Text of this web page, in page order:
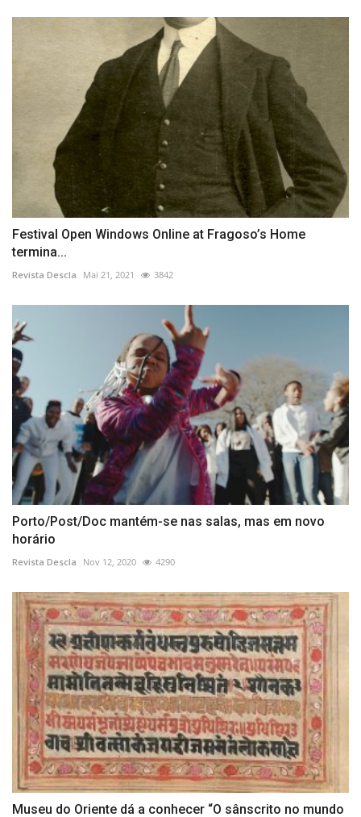
Festival Open Windows Online at Fragoso’s Home
termina...
Revista Descla Mai 21, 2021 3842
Porto/Post/Doc mantém-se nas salas, mas em novo
horário
Revista Descla Nov 12, 2020 4290
Museu do Oriente dá a conhecer “O sânscrito no mundo